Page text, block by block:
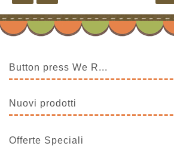
Button press We R...
Nuovi prodotti
Offerte Speciali